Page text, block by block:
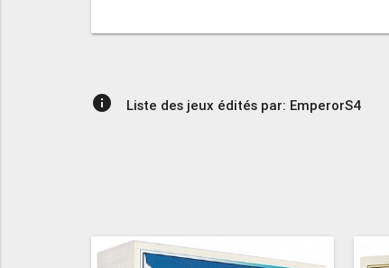
info Liste des jeux édités par: EmperorS4